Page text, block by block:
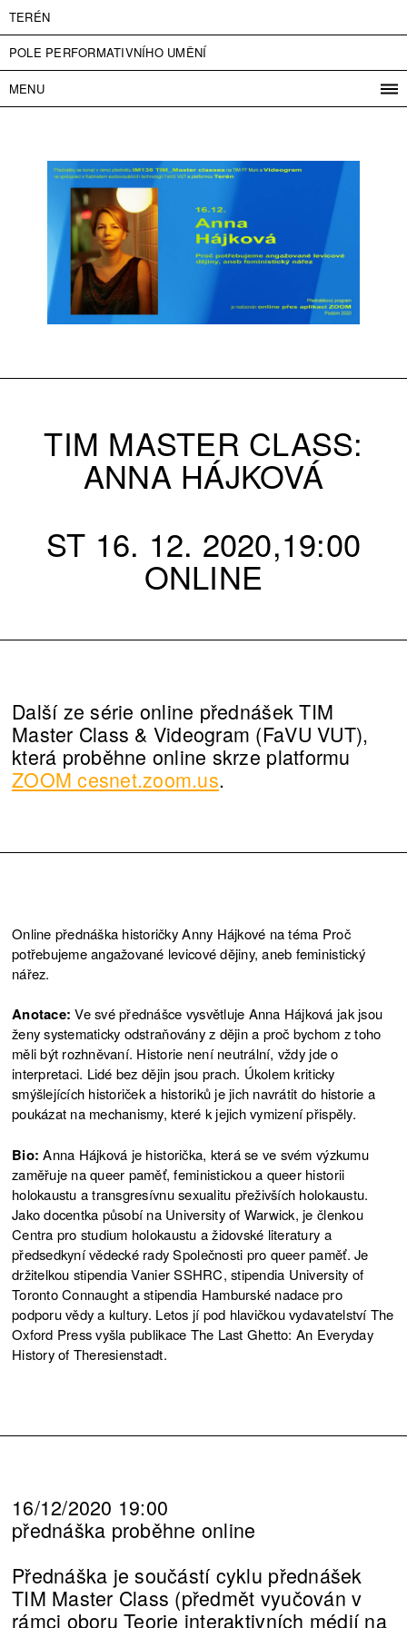
TERÉN
POLE PERFORMATIVNÍHO UMĚNÍ
MENU
KONTAKT
VSTUPNÉ
PRESS
PARTNEŘI
ENGLISH
TIM MASTER CLASS:
ANNA HÁJKOVÁ
ST 16. 12. 2020,19:00
ONLINE
Další ze série online přednášek TIM
Master Class & Videogram (FaVU VUT),
která proběhne online skrze platformu
ZOOM cesnet.zoom.us.
Online přednáška historičky Anny Hájkové na téma Proč
potřebujeme angažované levicové dějiny, aneb feministický
nářez.
Anotace: Ve své přednášce vysvětluje Anna Hájková jak jsou
ženy systematicky odstraňovány z dějin a proč bychom z toho
měli být rozhněvaní. Historie není neutrální, vždy jde o
interpretaci. Lidé bez dějin jsou prach. Úkolem kriticky
smýšlejících historiček a historiků je jich navrátit do historie a
poukázat na mechanismy, které k jejich vymizení přispěly.
Bio: Anna Hájková je historička, která se ve svém výzkumu
zaměřuje na queer paměť, feministickou a queer historii
holokaustu a transgresívnu sexualitu přeživších holokaustu.
Jako docentka působí na University of Warwick, je členkou
Centra pro studium holokaustu a židovské literatury a
předsedkyní vědecké rady Společnosti pro queer paměť. Je
držitelkou stipendia Vanier SSHRC, stipendia University of
Toronto Connaught a stipendia Hamburské nadace pro
podporu vědy a kultury. Letos jí pod hlavičkou vydavatelství The
Oxford Press vyšla publikace The Last Ghetto: An Everyday
History of Theresienstadt.
16/12/2020 19:00
přednáška proběhne online
Přednáška je součástí cyklu přednášek
TIM Master Class (předmět vyučován v
rámci oboru Teorie interaktivních médií na